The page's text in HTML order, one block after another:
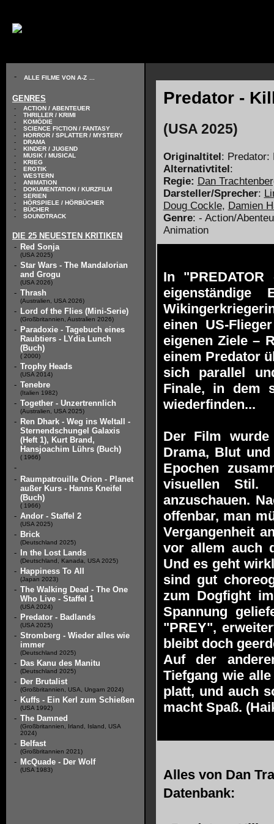
- ALLE FILME VON A-Z
GENRES
-
-
-
-
-
-
-
-
-
-
-
-
-
-
-
-
-
ACTION / ABENTEUER
THRILLER / KRIMI
KOMÖDIE
SCIENCE FICTION / FANTASY
HORROR / SPLATTER / MYSTERY
DRAMA
KINDER / JUGEND
MUSIK / MUSICAL
KRIEG
EROTIK
WESTERN
ANIMATION
DOKUMENTATION / KURZFILM
SERIEN
HÖRSPIELE / HÖRBÜCHER
BÜCHER
SOUNDTRACK
DIE 25 NEUESTEN KRITIKEN
- Red Sonja
(USA 2025)
- Star Wars - The Mandalorian
and Grogu
(USA 2026)
- Thrash
(Australien, USA 2026)
- Lord of the Flies (Mini-Serie)
(Großbritannien, Australien 2026)
- Paradoxie - Tagebuch eines
Raubtiers - LYdia Lunch
(Buch)
( 2000)
- Trophy Heads
(USA 2014)
- Tenebre
(Italien 1982)
- Together - Unzertrennlich
(Australien, USA 2025)
- Ren Dhark - Weg ins Weltall -
Sternendschungel Galaxis
(Heft 1), Kurt Brand,
Hansjoachim Lührs (Buch)
( 1966)
-
- Raumpatrouille Orion - Planet
außer Kurs - Hanns Kneifel
(Buch)
( 1966)
- Andor - Staffel 2
(USA 2025)
- Brick
(Deutschland 2025)
- In the Lost Lands
(Deutschland, Kanada, USA 2025)
- Happiness To All
(Japan 2023)
- The Walking Dead - The One
Who Live - Staffel 1
(USA 2024)
- Predator - Badlands
(USA 2025)
- Stromberg - Wieder alles wie
immer
(Deutschland 2025)
- Das Kanu des Manitu
(Deutschland 2025)
- Der Brutalist
(Großbritannien, USA, Ungarn 2024)
- Kuffs - Ein Kerl zum Schießen
(USA 1992)
- The Damned
(Großbritannien, Irland, Island, USA
2024)
- Belfast
(Großbritannien 2021)
- McQuade - Der Wolf
(USA 1983)
Predator -
(USA 2025)
Originaltitel : Predator:
Alternativtitel :
Regie: Dan
Darsteller/Sprecher:
Doug Cockle, Damien
Genre: - Action/
Animation
In
eigenständige
einen US-
eigenen Ziele –
einem Predator
sich parallel
Finale, in dem
wiederfinden...
Der Film
Drama, Blut
Epochen
visuellen Stil.
anzuschauen.
offenbar, man
Vergangenheit
vor allem auch
Und es geht
sind gut
zum Dogfight
Spannung
"PREY",
bleibt doch
Auf der
Tiefgang wie
platt, und auch
macht Spaß.
Alles von Dan
Datenbank: